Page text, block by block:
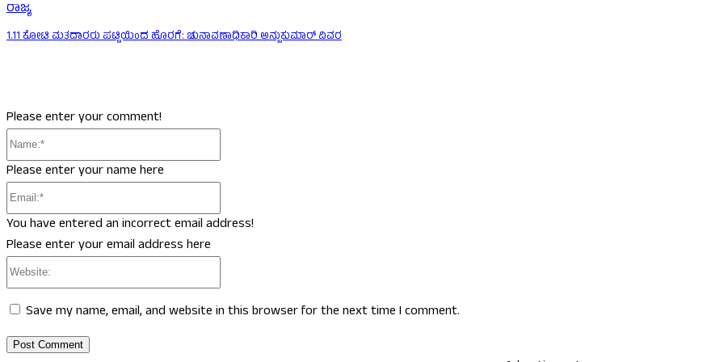
ರಾಜ್ಯ
1.11 ಕೋಟಿ ಮತದಾರರು ಪಟ್ಟಿಯಿಂದ ಹೊರಗೆ: ಚುನಾವಣಾಧಿಕಾರಿ ಅನ್ಬುಕುಮಾರ್ ವಿವರ
Please enter your comment!
Please enter your name here
You have entered an incorrect email address!
Please enter your email address here
Save my name, email, and website in this browser for the next time I comment.